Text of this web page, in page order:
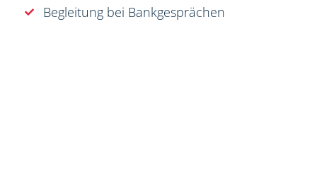
Begleitung bei Bankgesprächen